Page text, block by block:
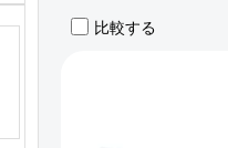
比較する